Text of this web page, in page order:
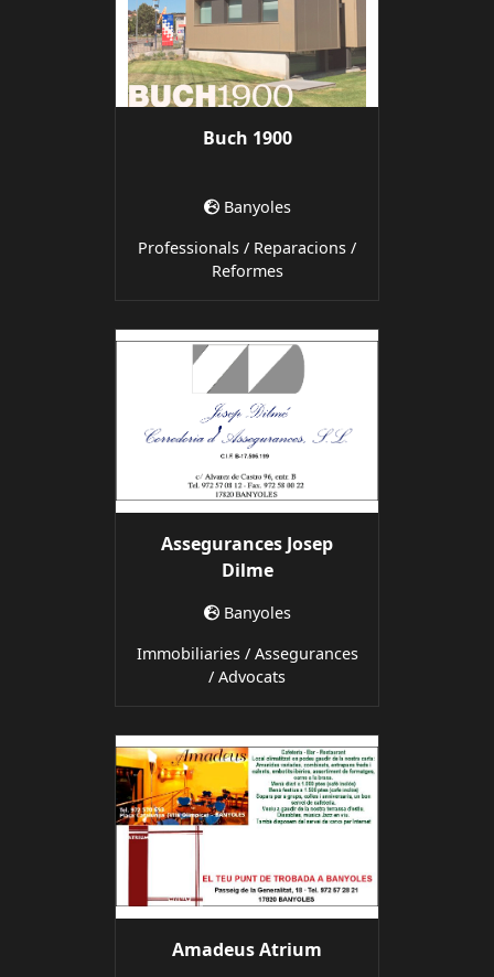
Buch 1900
Banyoles
Professionals / Reparacions /
Reformes
Assegurances Josep
Dilme
Banyoles
Immobiliaries / Assegurances
/ Advocats
Amadeus Atrium